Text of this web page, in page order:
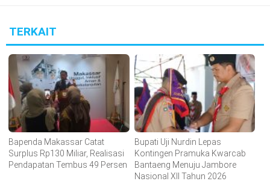
TERKAIT
Bapenda Makassar Catat
Surplus Rp130 Miliar, Realisasi
Pendapatan Tembus 49 Persen
Bupati Uji Nurdin Lepas
Kontingen Pramuka Kwarcab
Bantaeng Menuju Jambore
Nasional XII Tahun 2026